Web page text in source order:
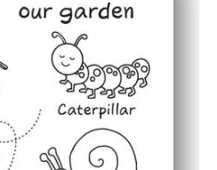
med at opbygge finmotoriske
med en havevandring, en